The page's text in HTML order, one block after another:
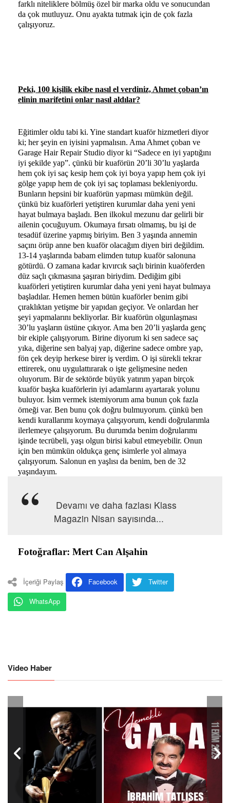
farklı niteliklere bölmüş özel bir marka oldu ve sonucundan
da çok mutluyuz. Onu ayakta tutmak için de çok fazla
çalışıyoruz.
Peki, 100 kişilik ekibe nasıl el verdiniz, Ahmet çoban’ın
elinin marifetini onlar nasıl aldılar?
Eğitimler oldu tabi ki. Yine standart kuaför hizmetleri diyor
ki; her şeyin en iyisini yapmalısın. Ama Ahmet çoban ve
Garage Hair Repair Studio diyor ki “Sadece en iyi yaptığını
iyi şekilde yap”. çünkü bir kuaförün 20’li 30’lu yaşlarda
hem çok iyi saç kesip hem çok iyi boya yapıp hem çok iyi
gölge yapıp hem de çok iyi saç toplaması bekleniyordu.
Bunların hepsini bir kuaförün yapması mümkün değil.
çünkü biz kuaförleri yetiştiren kurumlar daha yeni yeni
hayat bulmaya başladı. Ben ilkokul mezunu dar gelirli bir
ailenin çocuğuyum. Okumaya fırsatı olmamış, bu işi de
tesadüf üzerine yapmış biriyim. Ben 3 yaşında annemin
saçını örüp anne ben kuaför olacağım diyen biri değildim.
13-14 yaşlarında babam elimden tutup kuaför salonuna
götürdü. O zamana kadar kıvırcık saçlı birinin kuaöferden
düz saçlı çıkmasına şaşıran biriydim. Dediğim gibi
kuaförleri yetiştiren kurumlar daha yeni yeni hayat bulmaya
başladılar. Hemen hemen bütün kuaförler benim gibi
çıraklıktan yetişme bir yapıdan geçiyor. Ve onlardan her
şeyi yapmalarını bekliyorlar. Bir kuaförün olgunlaşması
30’lu yaşların üstüne çıkıyor. Ama ben 20’li yaşlarda genç
bir ekiple çalışıyorum. Birine diyorum ki sen sadece saç
yıka, diğerine sen balyaj yap, diğerine sadece ombre yap,
fön çek deyip herkese birer iş verdim. O işi sürekli tekrar
ettirerek, onu uygulattırarak o işte gelişmesine neden
oluyorum. Bir de sektörde büyük yatırım yapan birçok
kuaför başka kuaförlerin iyi adamlarını ayartarak yolunu
buluyor. İsim vermek istemiyorum ama bunun çok fazla
örneği var. Ben bunu çok doğru bulmuyorum. çünkü ben
kendi kurallarımı koymaya çalışıyorum, kendi doğrularımla
ilerlemeye çalışıyorum. Bu durumda benim doğrularımı
işinde tecrübeli, yaşı olgun birisi kabul etmeyebilir. Onun
için ben mümkün oldukça genç isimlerle yol almaya
çalışıyorum. Salonun en yaşlısı da benim, ben de 32
yaşındayım.
Devamı ve daha fazlası Klass
Magazin Nisan sayısında...
Fotoğraflar: Mert Can Alşahin
İçeriği Paylaş Facebook
Twitter
WhatsApp
Video Haber